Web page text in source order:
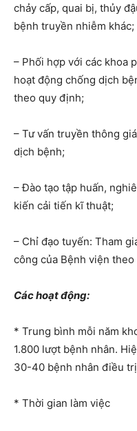
chảy cấp, quai bị, thủy
bệnh truyền nhiễm khác;
– Phối hợp với các khoa
hoạt động chống dịch
theo quy định;
– Tư vấn truyền thông
dịch bệnh;
– Đào tạo tập huấn,
kiến cải tiến kĩ thuật;
– Chỉ đạo tuyến: Tham
công của Bệnh viện theo
Các hoạt động:
* Trung bình mỗi năm
1.800 lượt bệnh nhân.
30-40 bệnh nhân điều
* Thời gian làm việc